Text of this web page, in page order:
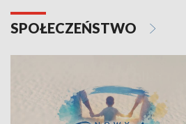
SPOŁECZEŃSTWO